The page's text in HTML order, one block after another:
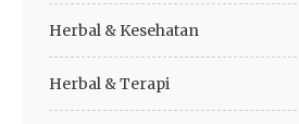
Herbal & Kesehatan
Herbal & Terapi